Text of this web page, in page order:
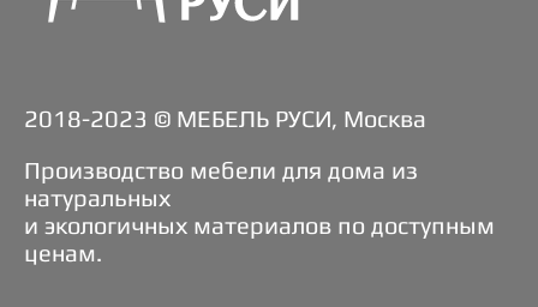
2018-2023 © МЕБЕЛЬ РУСИ, Москва
Производство мебели для дома из
натуральных
и экологичных материалов по доступным
ценам.